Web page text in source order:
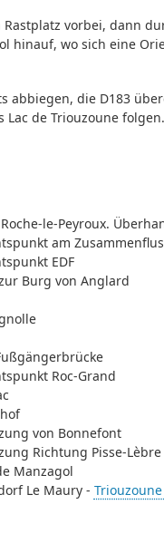
vorbei, dann
hinauf, wo sich eine
abbiegen, die D183
de Triouzoune
le-Peyroux.
am
EDF
Burg von Anglard
Roc-Grand
von Bonnefont
Richtung Pisse-Lèbre
Manzagol
Le Maury -